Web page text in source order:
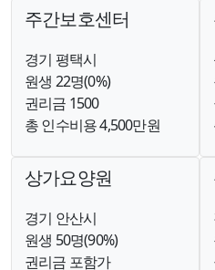
주간보호센터
경기 평택시
원생 22명(0%)
권리금 1500
총 인수비용 4,500만원
상가요양원
경기 안산시
원생 50명(90%)
권리금 포함가